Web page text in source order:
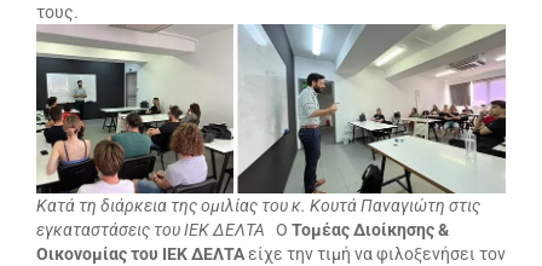
τους.
Κατά τη διάρκεια της ομιλίας του κ. Κουτά Παναγιώτη στις
εγκαταστάσεις του ΙΕΚ ΔΕΛΤΑ Ο ΤομέαςΔιοίκησης &
Οικονομίας του ΙΕΚ ΔΕΛΤΑείχε την τιμή να φιλοξενήσει τον